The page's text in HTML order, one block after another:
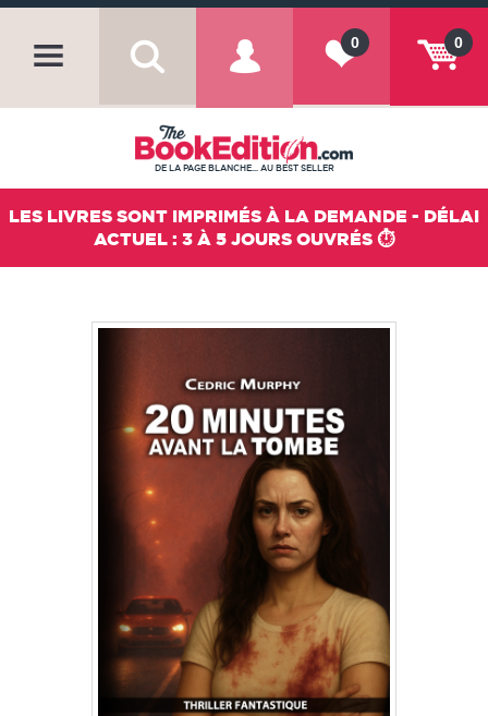
0
0
DE LA PAGE BLANCHE... AU BEST SELLER
LES LIVRES SONT IMPRIMÉS À LA DEMANDE - DÉLAI
ACTUEL : 3 À 5 JOURS OUVRÉS ⏱️